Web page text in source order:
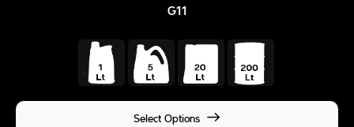
G11
Select Options